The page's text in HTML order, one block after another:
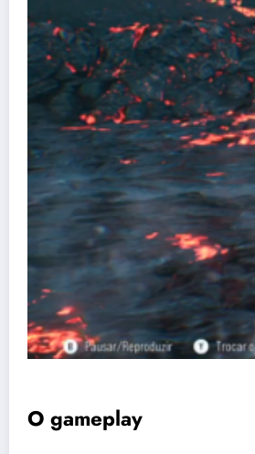
O gameplay